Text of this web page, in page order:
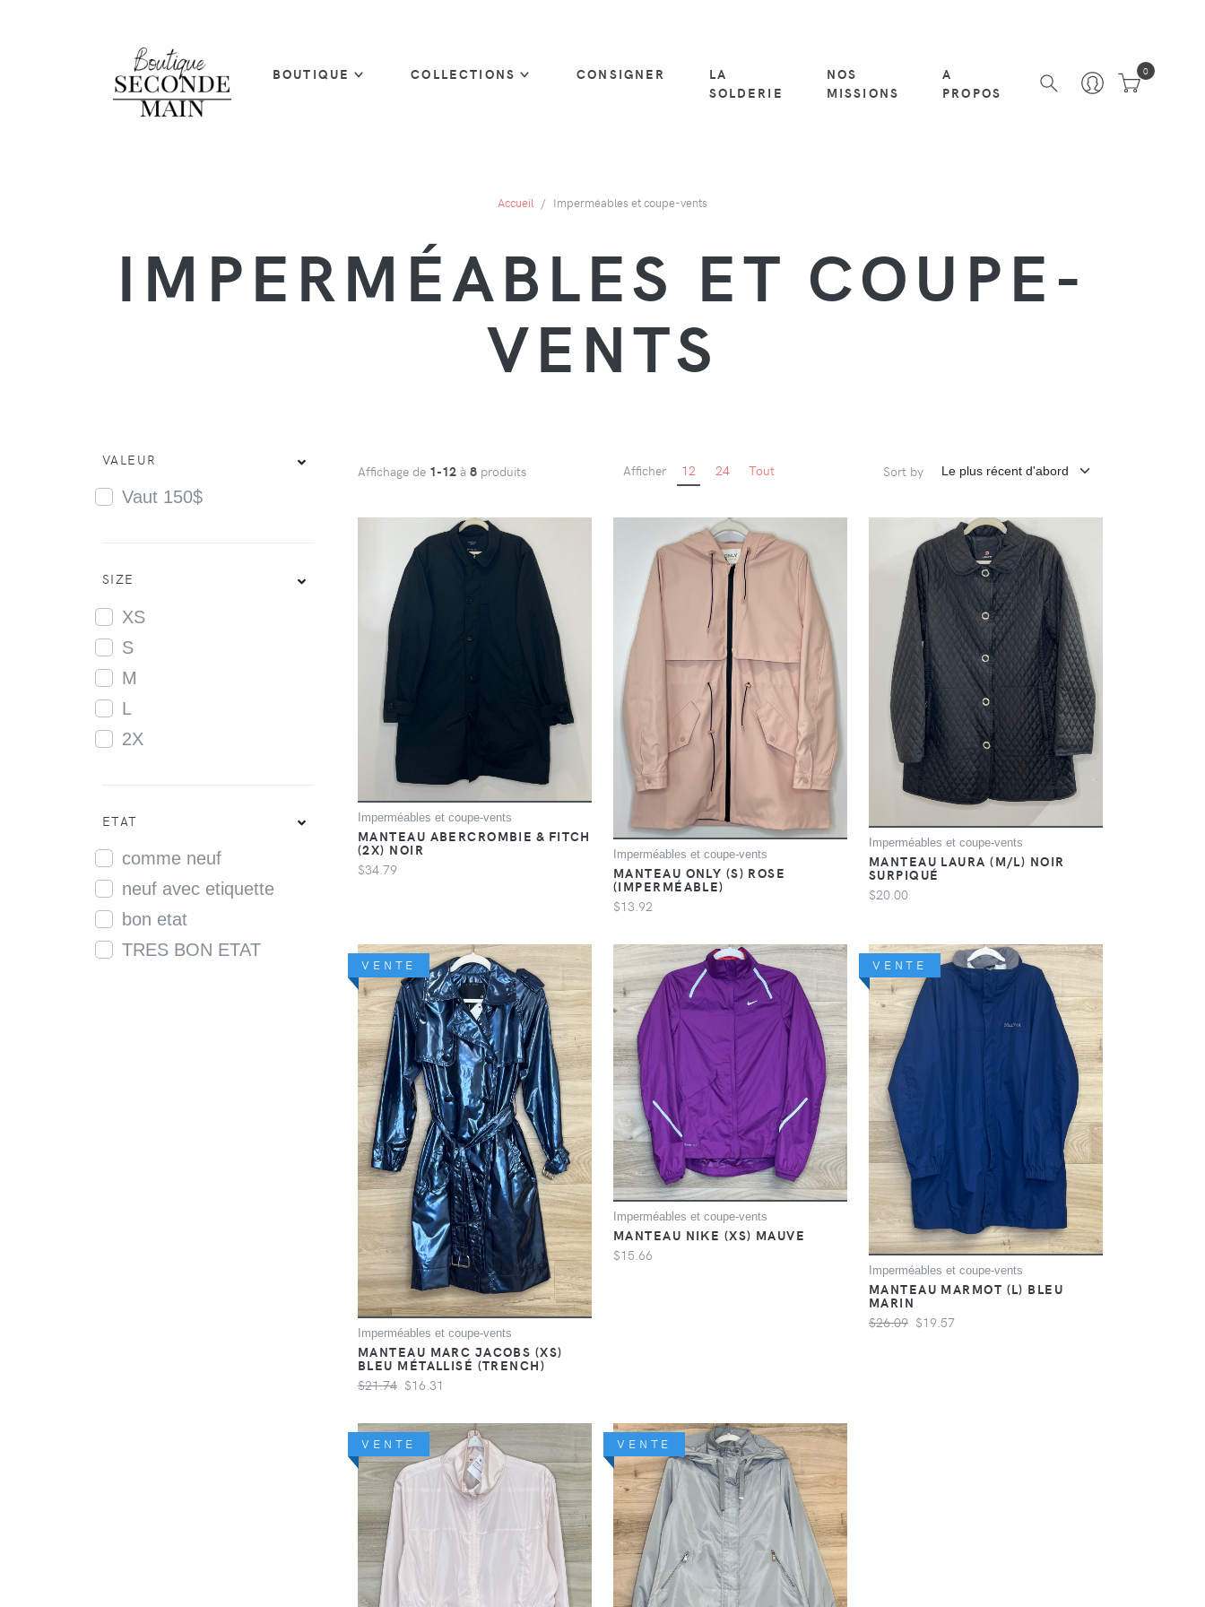
BOUTIQUE COLLECTIONS CONSIGNER
LA
SOLDERIE
NOS
MISSIONS
A
PROPOS
0
Accueil Imperméables et coupe-vents
IMPERMÉABLES ET COUPE-
VENTS
VALEUR
Vaut 150$
SIZE
XS
S
M
L
2X
ETAT
comme neuf
neuf avec etiquette
bon etat
TRES BON ETAT
Affichage de 1-12 à 8 produits Afficher 12 24 Tout Sort by
Imperméables et coupe-vents
MANTEAU ABERCROMBIE & FITCH
(2X) NOIR
$34.79
Imperméables et coupe-vents
MANTEAU ONLY (S) ROSE
(IMPERMÉABLE)
$13.92
Imperméables et coupe-vents
MANTEAU LAURA (M/L) NOIR
SURPIQUÉ
$20.00
VENTE
Imperméables et coupe-vents
MANTEAU MARC JACOBS (XS)
BLEU MÉTALLISÉ (TRENCH)
$21.74 $16.31
Imperméables et coupe-vents
MANTEAU NIKE (XS) MAUVE
$15.66
VENTE
Imperméables et coupe-vents
MANTEAU MARMOT (L) BLEU
MARIN
$26.09 $19.57
VENTE VENTE